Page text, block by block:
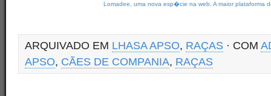
Lomadee, uma nova esp�cie na web. A maior plataforma
ARQUIVADO EM LHASA APSO, RAÇAS · COM
APSO, CÃES DE COMPANIA, RAÇAS